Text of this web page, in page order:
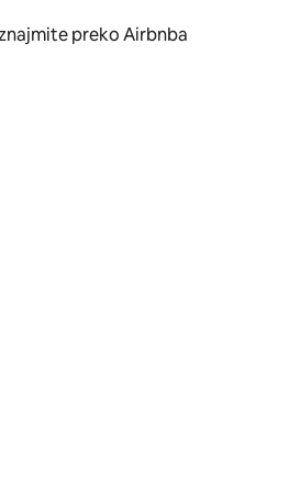
preko Airbnba